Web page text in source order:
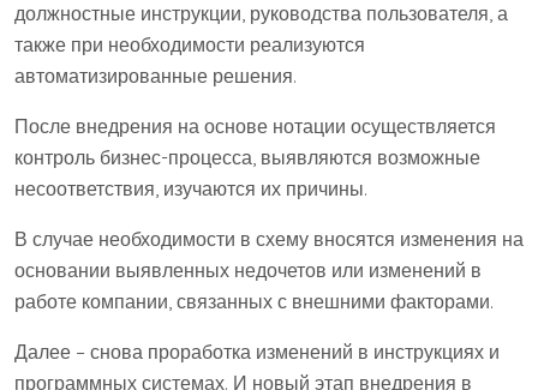
должностные инструкции, руководства пользователя, а
также при необходимости реализуются
автоматизированные решения.
После внедрения на основе нотации осуществляется
контроль бизнес-процесса, выявляются возможные
несоответствия, изучаются их причины.
В случае необходимости в схему вносятся изменения на
основании выявленных недочетов или изменений в
работе компании, связанных с внешними факторами.
Далее – снова проработка изменений в инструкциях и
программных системах. И новый этап внедрения в